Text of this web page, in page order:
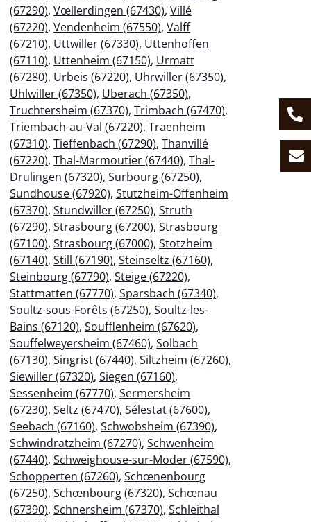
(67290), Vœllerdingen (67430), Villé
(67220), Vendenheim (67550), Valff
(67210), Uttwiller (67330), Uttenhoffen
(67110), Uttenheim (67150), Urmatt
(67280), Urbeis (67220), Uhrwiller (67350),
Uhlwiller (67350), Uberach (67350),
Truchtersheim (67370), Trimbach (67470),
Triembach-au-Val (67220), Traenheim
(67310), Tieffenbach (67290), Thanvillé
(67220), Thal-Marmoutier (67440), Thal-
Drulingen (67320), Surbourg (67250),
Sundhouse (67920), Stutzheim-Offenheim
(67370), Stundwiller (67250), Struth
(67290), Strasbourg (67200), Strasbourg
(67100), Strasbourg (67000), Stotzheim
(67140), Still (67190), Steinseltz (67160),
Steinbourg (67790), Steige (67220),
Stattmatten (67770), Sparsbach (67340),
Soultz-sous-Forêts (67250), Soultz-les-
Bains (67120), Soufflenheim (67620),
Souffelweyersheim (67460), Solbach
(67130), Singrist (67440), Siltzheim (67260),
Siewiller (67320), Siegen (67160),
Sessenheim (67770), Sermersheim
(67230), Seltz (67470), Sélestat (67600),
Seebach (67160), Schwobsheim (67390),
Schwindratzheim (67270), Schwenheim
(67440), Schweighouse-sur-Moder (67590),
Schopperten (67260), Schœnenbourg
(67250), Schœnbourg (67320), Schœnau
(67390), Schnersheim (67370), Schleithal